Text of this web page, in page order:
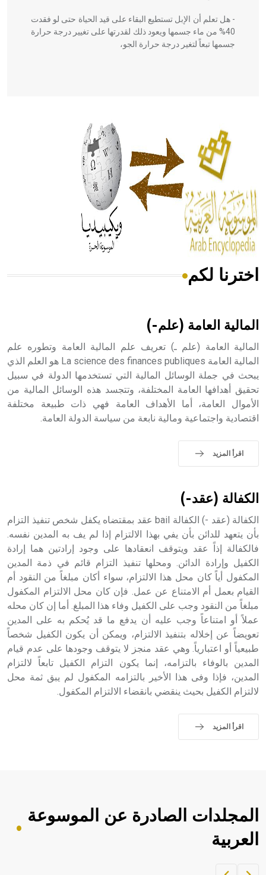
- هل تعلم أن الإبل تستطيع البقاء على قيد الحياة حتى لو فقدت
40% من ماء جسمها ويعود ذلك لقدرتها على تغيير درجة حرارة
جسمها تبعاً لتغير درجة حرارة الجو،
الحكم، الأدلة، تنظيم التغذية، ورسالته في جروح الرأس. ويعود
له الفضل بأنه حرر الطب من الدين والفلسفة.
- هل تعلم أن المرجان إفراز حيواني يتكون في البحر ويتركب
من مادة كربونات الكلسيوم، وهو أحمر أو شديد الحمرة وهو
أجود أنواعه، ويمتاز بكبر الحجم ويسمى الش
هل تعلم أن الأبسيد كلمة فرنسية اللفظ تم اعتمادها مصطلحاً
- هل تعلم أن أبجر Abgar اسم معروف جيداً يعود إلى عدد من
الملوك الذين حكموا مدينة إديسا (الرها) من أبجر الأول وحتى
التاسع، وهم ينتسبون إلى أسرة أوسروين
حيث تقتصر القيمة الصوتية للعلامة الك
اخترنا لكم
المالية العامة (علم-)
المالية العامة (علم ـ) تعريف علم المالية العامة وتطوره علم
المالية العامة La science des finances publiques هو العلم الذي
يبحث في جملة الوسائل المالية التي تستخدمها الدولة في سبيل
تحقيق أهدافها العامة المختلفة، وتتجسد هذه الوسائل المالية من
الأموال العامة، أما الأهداف العامة فهي ذات طبيعة مختلفة
اقتصادية واجتماعية ومالية نابعة من سياسة الدولة العامة.
اقرأ المزيد
الكفالة (عقد-)
الكفالة (عقد -) الكفالة bail عقد بمقتضاه يكفل شخص تنفيذ التزام
بأن يتعهد للدائن بأن يفي بهذا الالتزام إذا لم يف به المدين نفسه.
فالكفالة إذاً عقد ويتوقف انعقادها على وجود إرادتين هما إرادة
الكفيل وإرادة الدائن. ومحلها تنفيذ التزام قائم في ذمة المدين
المكفول أياً كان محل هذا الالتزام، سواء أكان مبلغاً من النقود أم
القيام بعمل أم الامتناع عن عمل. فإن كان محل الالتزام المكفول
مبلغاً من النقود وجب على الكفيل وفاء هذا المبلغ. أما إن كان محله
عملاً أو امتناعاً وجب عليه أن يدفع ما قد يُحكم به على المدين
تعويضاً عن إخلاله بتنفيذ الالتزام، ويمكن أن يكون الكفيل شخصاً
طبيعياً أو اعتبارياً. وهي عقد منجز لا يتوقف وجودها على عدم قيام
المدين بالوفاء بالتزامه، إنما يكون التزام الكفيل تابعاً لالتزام
المدين، فإذا وفى هذا الأخير بالتزامه المكفول لم يبق ثمة محل
لالتزام الكفيل بحيث ينقضي بانقضاء الالتزام المكفول.
اقرأ المزيد
المجلدات الصادرة عن الموسوعة
العربية